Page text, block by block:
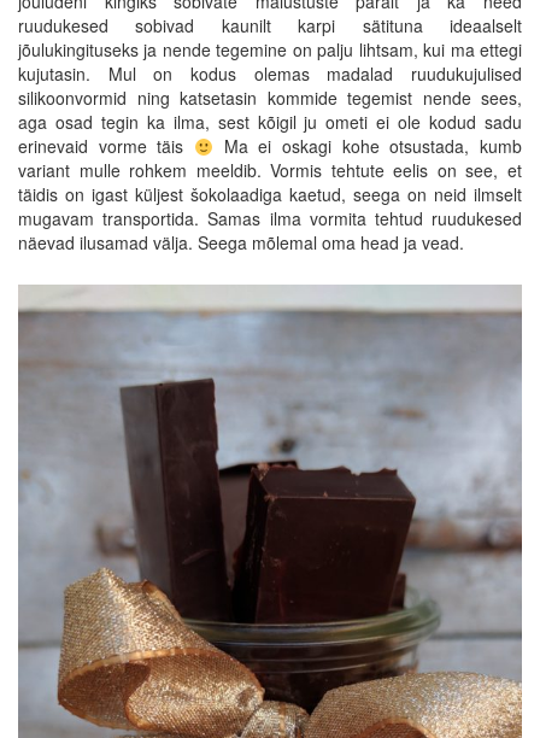
ruudukesed sobivad kaunilt karpi sätituna ideaalselt
jõulukingituseks ja nende tegemine on palju lihtsam, kui ma ettegi
kujutasin. Mul on kodus olemas madalad ruudukujulised
silikoonvormid ning katsetasin kommide tegemist nende sees,
aga osad tegin ka ilma, sest kõigil ju ometi ei ole kodud sadu
erinevaid vorme täis
Ma ei oskagi kohe otsustada, kumb
variant mulle rohkem meeldib. Vormis tehtute eelis on see, et
täidis on igast küljest šokolaadiga kaetud, seega on neid ilmselt
mugavam transportida. Samas ilma vormita tehtud ruudukesed
näevad ilusamad välja. Seega mõlemal oma head ja vead.